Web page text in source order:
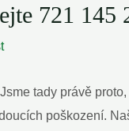
721 145
tady právě
poškození.